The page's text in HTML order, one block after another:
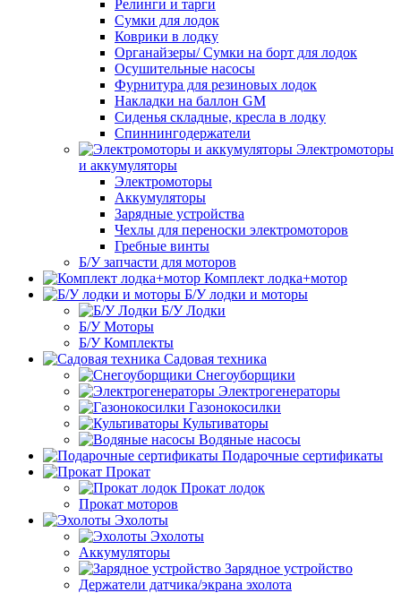
Релинги и тарги
Сумки для лодок
Коврики в лодку
Органайзеры/ Сумки на борт для лодок
Осушительные насосы
Фурнитура для резиновых лодок
Накладки на баллон GM
Сиденья складные, кресла в лодку
Спиннингодержатели
Электромоторы
и аккумуляторы
Электромоторы
Аккумуляторы
Зарядные устройства
Чехлы для переноски электромоторов
Гребные винты
Б/У запчасти для моторов
Комплект лодка+мотор
Б/У лодки и моторы
Б/У Лодки
Б/У Моторы
Б/У Комплекты
Садовая техника
Снегоуборщики
Электрогенераторы
Газонокосилки
Культиваторы
Водяные насосы
Подарочные сертификаты
Прокат
Прокат лодок
Прокат моторов
Эхолоты
Эхолоты
Аккумуляторы
Зарядное устройство
Держатели датчика/экрана эхолота